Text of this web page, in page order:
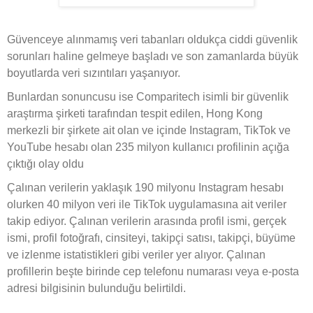
Güvenceye alınmamış veri tabanları oldukça ciddi güvenlik
sorunları haline gelmeye başladı ve son zamanlarda büyük
boyutlarda veri sızıntıları yaşanıyor.
Bunlardan sonuncusu ise Comparitech isimli bir güvenlik
araştırma şirketi tarafından tespit edilen, Hong Kong
merkezli bir şirkete ait olan ve içinde Instagram, TikTok ve
YouTube hesabı olan 235 milyon kullanıcı profilinin açığa
çıktığı olay oldu
Çalınan verilerin yaklaşık 190 milyonu Instagram hesabı
olurken 40 milyon veri ile TikTok uygulamasına ait veriler
takip ediyor. Çalınan verilerin arasında profil ismi, gerçek
ismi, profil fotoğrafı, cinsiteyi, takipçi satısı, takipçi, büyüme
ve izlenme istatistikleri gibi veriler yer alıyor. Çalınan
profillerin beşte birinde cep telefonu numarası veya e-posta
adresi bilgisinin bulunduğu belirtildi.